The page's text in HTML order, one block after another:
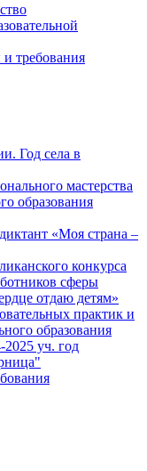
требования
Год села в
мастерства
образования
«Моя страна –
конкурса
сферы
отдаю детям»
практик и
образования
уч. год